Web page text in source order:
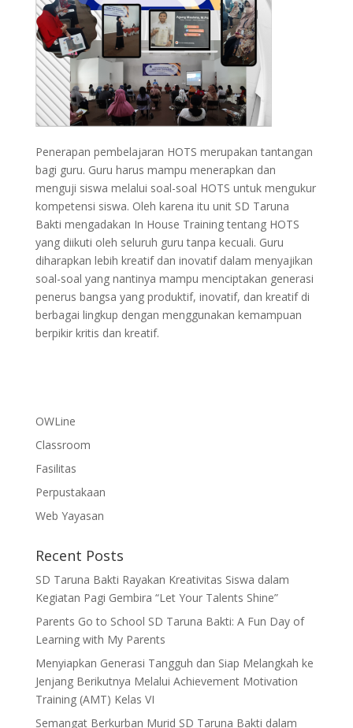
Penerapan pembelajaran HOTS merupakan tantangan
bagi guru. Guru harus mampu menerapkan dan
menguji siswa melalui soal-soal HOTS untuk mengukur
kompetensi siswa. Oleh karena itu unit SD Taruna
Bakti mengadakan In House Training tentang HOTS
yang diikuti oleh seluruh guru tanpa kecuali. Guru
diharapkan lebih kreatif dan inovatif dalam menyajikan
soal-soal yang nantinya mampu menciptakan generasi
penerus bangsa yang produktif, inovatif, dan kreatif di
berbagai lingkup dengan menggunakan kemampuan
berpikir kritis dan kreatif.
OWLine
Classroom
Fasilitas
Perpustakaan
Web Yayasan
Recent Posts
SD Taruna Bakti Rayakan Kreativitas Siswa dalam
Kegiatan Pagi Gembira “Let Your Talents Shine”
Parents Go to School SD Taruna Bakti: A Fun Day of
Learning with My Parents
Menyiapkan Generasi Tangguh dan Siap Melangkah ke
Jenjang Berikutnya Melalui Achievement Motivation
Training (AMT) Kelas VI
Semangat Berkurban Murid SD Taruna Bakti dalam